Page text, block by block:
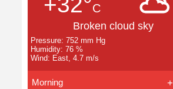
C
Broken cloud sky
Pressure: 752 mm Hg
Humidity: 76 %
Wind: East, 4.7 m/s
Morning